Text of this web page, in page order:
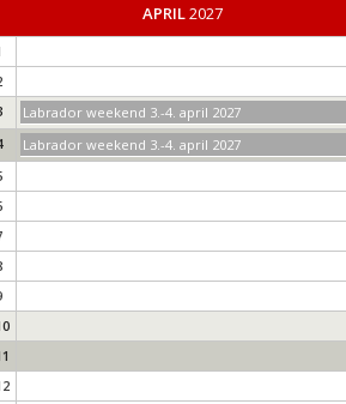
APRIL2027
Labrador weekend 3.-4. april 2027
Labrador weekend 3.-4. april 2027